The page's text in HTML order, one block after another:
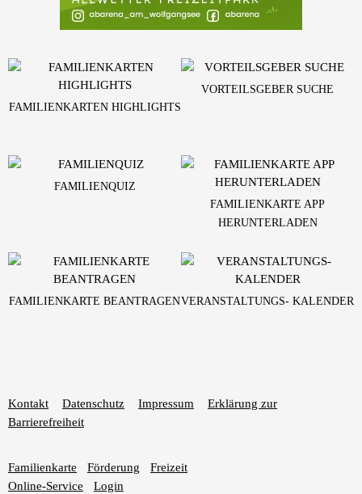
Kontakt Datenschutz Impressum
Erklärung zur
Barrierefreiheit
Familienkarte Förderung
Freizeit
Online-Service
Login
FAMILIENKARTEN HIGHLIGHTS
VORTEILSGEBER SUCHE
FAMILIENQUIZ
FAMILIENKARTE APP
HERUNTERLADEN
FAMILIENKARTE BEANTRAGENVERANSTALTUNGS- KALENDER